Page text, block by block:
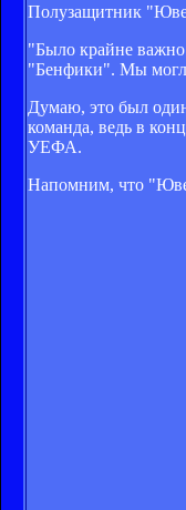
Полузащитник
"Было крайне важно
"Бенфики". Мы
Думаю, это был
команда, ведь в
УЕФА.
Напомним, что